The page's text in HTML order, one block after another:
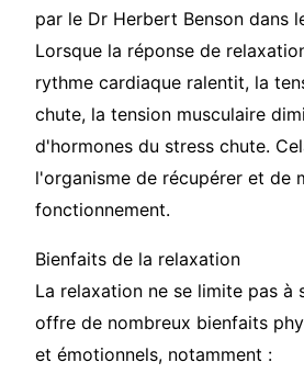
par le Dr Herbert Benson dans
Lorsque la réponse de
rythme cardiaque ralentit, la
chute, la tension musculaire
d'hormones du stress chute.
l'organisme de récupérer et de
fonctionnement.
Bienfaits de la relaxation
La relaxation ne se limite pas à
offre de nombreux bienfaits
et émotionnels, notamment :